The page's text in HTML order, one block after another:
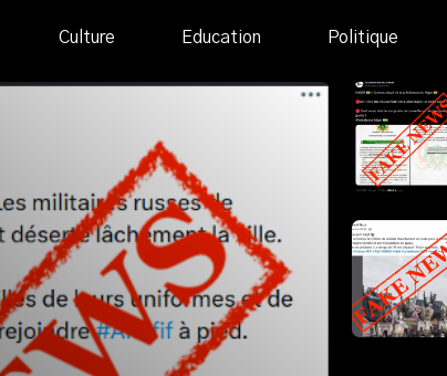
Culture Education Politique